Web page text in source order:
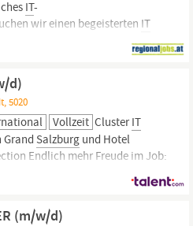
IT-
wir einen begeisterten IT
38.5 Stunden/Woche Ihr
und Abwicklung von
und TelefonSchulung der
d)
5020
Vollzeit ClusterIT
Salzburg und Hotel
Endlich mehr Freude im Job:
Häuser
unter Beweis. Sie sind Teil
Kontakt zu...
(m/w/d)